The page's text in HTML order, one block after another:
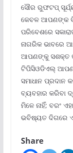
ସୌର ରୁଫଟପ୍
କେବଳ ଆପଣଙ୍କ
ପରିବେଶରେ
ନାଗରିକ ଭାବରେ
ଆପଣଙ୍କୁ ସଶକ୍ତ
ଟିପିସିଓଡିଏଲ୍
ସମାଧାନ ପ୍ରଦାନ
ବ୍ୟବହାର କରିବା
ମିଳେ ନାହିଁ; ବରଂ
ଭବିଷ୍ୟତ ଦିଗରେ
Share